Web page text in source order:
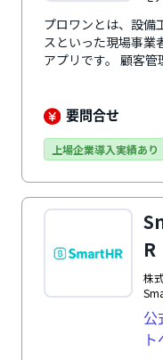
め、安全して利用で
プロワンとは、設備
スといった現場事業
アプリです。 顧客
理、請求、会計ソ
まで、現場と営業
す。業界特化ならで
徴です。売上の最
要問合せ
上場企業導入実績あり
R
株
公
ト